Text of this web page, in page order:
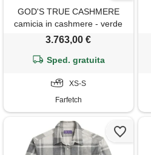
GOD'S TRUE CASHMERE
camicia in cashmere - verde
3.763,00 €
Sped. gratuita
XS-S
Farfetch